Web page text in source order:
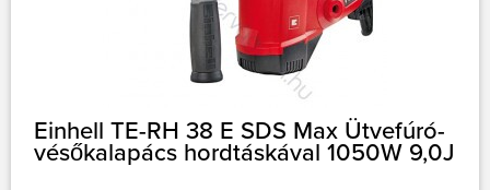
Einhell TE-RH 38 E SDS Max Ütvefúró-
vésőkalapács hordtáskával 1050W 9,0J